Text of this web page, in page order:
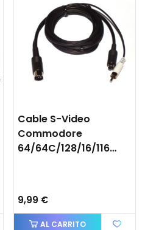
Cable S-Video
Commodore
64/64C/128/16/116/+4
9,99 €
AL CARRITO